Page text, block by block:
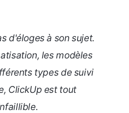
d'éloges à son sujet.
les modèles
types de suivi
ClickUp est tout